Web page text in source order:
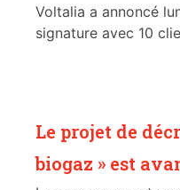
Voltalia a annoncé
signature avec 10
Le projet de
biogaz » est